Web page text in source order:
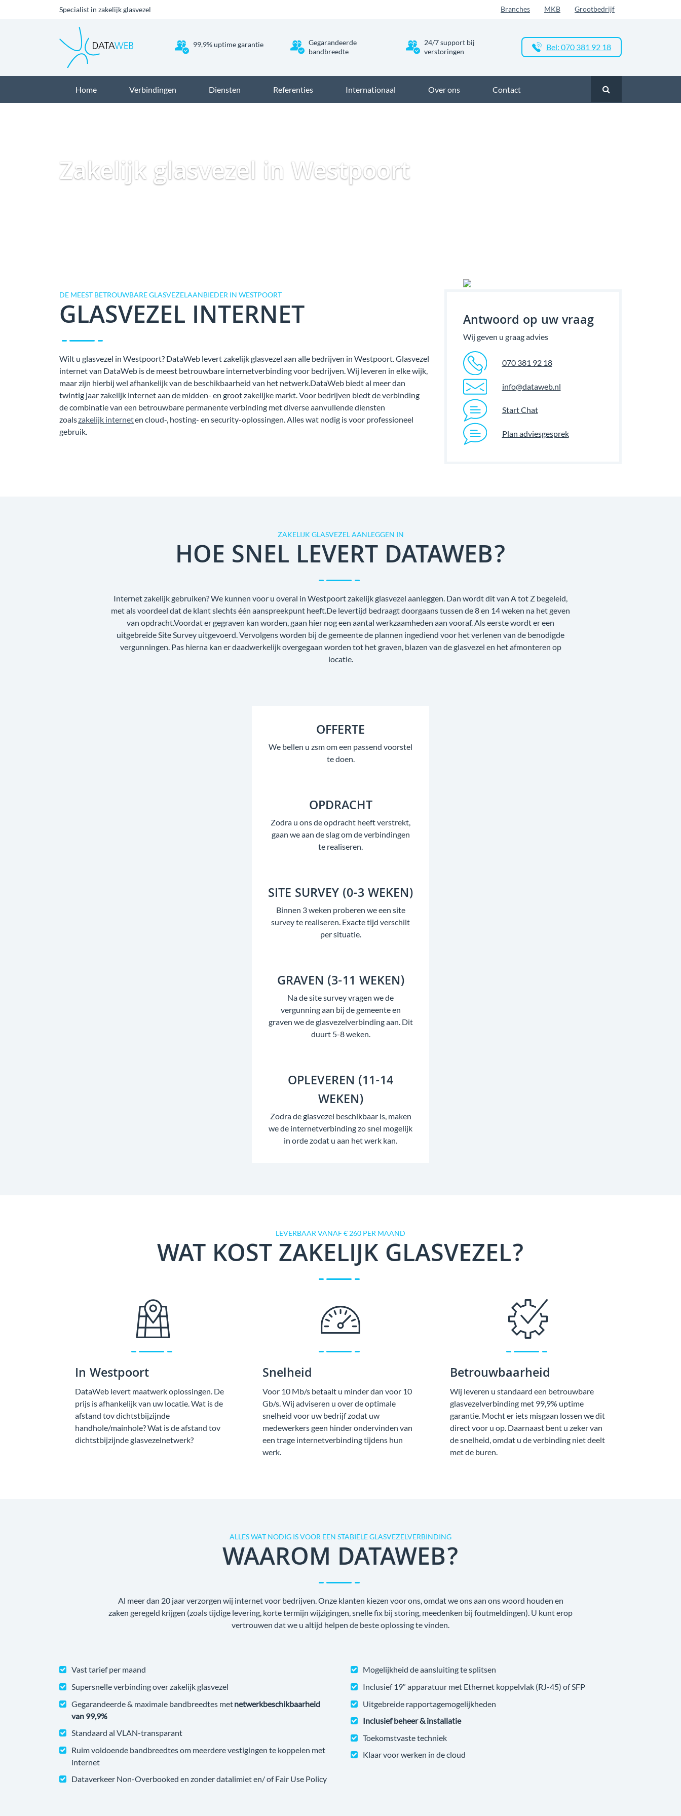
Specialist in zakelijk glasvezel Branches MKB Grootbedrijf
99,9% uptime garantie
Gegarandeerde
bandbreedte
24/7 support bij
verstoringen
Bel: 070 381 92 18
Home Verbindingen Diensten Referenties Internationaal Over ons Contact
Zakelijk glasvezel in Westpoort
DE MEEST BETROUWBARE GLASVEZELAANBIEDER IN WESTPOORT
GLASVEZEL INTERNET
Wilt u glasvezel in Westpoort? DataWeb levert zakelijk glasvezel aan alle bedrijven in Westpoort. Glasvezel
internet van DataWeb is de meest betrouwbare internetverbinding voor bedrijven. Wij leveren in elke wijk,
maar zijn hierbij wel afhankelijk van de beschikbaarheid van het netwerk.DataWeb biedt al meer dan
twintig jaar zakelijk internet aan de midden- en groot zakelijke markt. Voor bedrijven biedt de verbinding
de combinatie van een betrouwbare permanente verbinding met diverse aanvullende diensten
zoalszakelijk interneten cloud-, hosting- en security-oplossingen. Alles wat nodig is voor professioneel
gebruik.
Antwoord op uw vraag
Wij geven u graag advies
070 381 92 18
info@dataweb.nl
Start Chat
Plan adviesgesprek
ZAKELIJK GLASVEZEL AANLEGGEN IN
HOE SNEL LEVERT DATAWEB?
Internet zakelijk gebruiken? We kunnen voor u overal in Westpoort zakelijk glasvezel aanleggen. Dan wordt dit van A tot Z begeleid,
met als voordeel dat de klant slechts één aanspreekpunt heeft.De levertijd bedraagt doorgaans tussen de 8 en 14 weken na het geven
van opdracht.Voordat er gegraven kan worden, gaan hier nog een aantal werkzaamheden aan vooraf. Als eerste wordt er een
uitgebreide Site Survey uitgevoerd. Vervolgens worden bij de gemeente de plannen ingediend voor het verlenen van de benodigde
vergunningen. Pas hierna kan er daadwerkelijk overgegaan worden tot het graven, blazen van de glasvezel en het afmonteren op
locatie.
OFFERTE
We bellen u zsm om een passend voorstel
te doen.
OPDRACHT
Zodra u ons de opdracht heeft verstrekt,
gaan we aan de slag om de verbindingen
te realiseren.
SITE SURVEY (0-3 WEKEN)
Binnen 3 weken proberen we een site
survey te realiseren. Exacte tijd verschilt
per situatie.
GRAVEN (3-11 WEKEN)
Na de site survey vragen we de
vergunning aan bij de gemeente en
graven we de glasvezelverbinding aan. Dit
duurt 5-8 weken.
OPLEVEREN (11-14
WEKEN)
Zodra de glasvezel beschikbaar is, maken
we de internetverbinding zo snel mogelijk
in orde zodat u aan het werk kan.
LEVERBAAR VANAF € 260 PER MAAND
WAT KOST ZAKELIJK GLASVEZEL?
In Westpoort
DataWeb levert maatwerk oplossingen. De
prijs is afhankelijk van uw locatie. Wat is de
afstand tov dichtstbijzijnde
handhole/mainhole? Wat is de afstand tov
dichtstbijzijnde glasvezelnetwerk?
Snelheid
Voor 10 Mb/s betaalt u minder dan voor 10
Gb/s. Wij adviseren u over de optimale
snelheid voor uw bedrijf zodat uw
medewerkers geen hinder ondervinden van
een trage internetverbinding tijdens hun
werk.
Betrouwbaarheid
Wij leveren u standaard een betrouwbare
glasvezelverbinding met 99,9% uptime
garantie. Mocht er iets misgaan lossen we dit
direct voor u op. Daarnaast bent u zeker van
de snelheid, omdat u de verbinding niet deelt
met de buren.
ALLES WAT NODIG IS VOOR EEN STABIELE GLASVEZELVERBINDING
WAAROM DATAWEB?
Al meer dan 20 jaar verzorgen wij internet voor bedrijven. Onze klanten kiezen voor ons, omdat we ons aan ons woord houden en
zaken geregeld krijgen (zoals tijdige levering, korte termijn wijzigingen, snelle fix bij storing, meedenken bij foutmeldingen). U kunt erop
vertrouwen dat we u altijd helpen de beste oplossing te vinden.
Vast tarief per maand
Supersnelle verbinding over zakelijk glasvezel
Gegarandeerde & maximale bandbreedtes metnetwerkbeschikbaarheid
van 99,9%
Standaard al VLAN-transparant
Ruim voldoende bandbreedtes om meerdere vestigingen te koppelen met
internet
Dataverkeer Non-Overbooked en zonder datalimiet en/ of Fair Use Policy
Mogelijkheid de aansluiting te splitsen
Inclusief 19″ apparatuur met Ethernet koppelvlak (RJ-45) of SFP
Uitgebreide rapportagemogelijkheden
Inclusief beheer & installatie
Toekomstvaste techniek
Klaar voor werken in de cloud